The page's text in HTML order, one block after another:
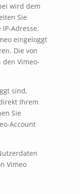
wird dem
Sie
Adresse.
eingeloggt
Die von
Vimeo-
sind,
Ihrem
Sie
Account
Vimeo